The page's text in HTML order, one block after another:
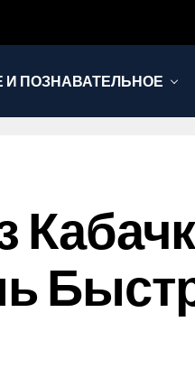
И ПОЗНАВАТЕЛЬНОЕ